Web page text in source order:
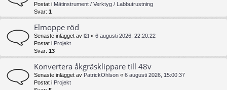
Postat i Mätinstrument / Verktyg / Labbutrustning
Svar: 1
Elmoppe röd
Senaste inlägget av l2t « 6 augusti 2026, 22:20:22
Postat i Projekt
Svar: 13
Konvertera åkgräsklippare till 48v
Senaste inlägget av PatrickOhlson « 6 augusti 2026, 15:00:37
Postat i Projekt